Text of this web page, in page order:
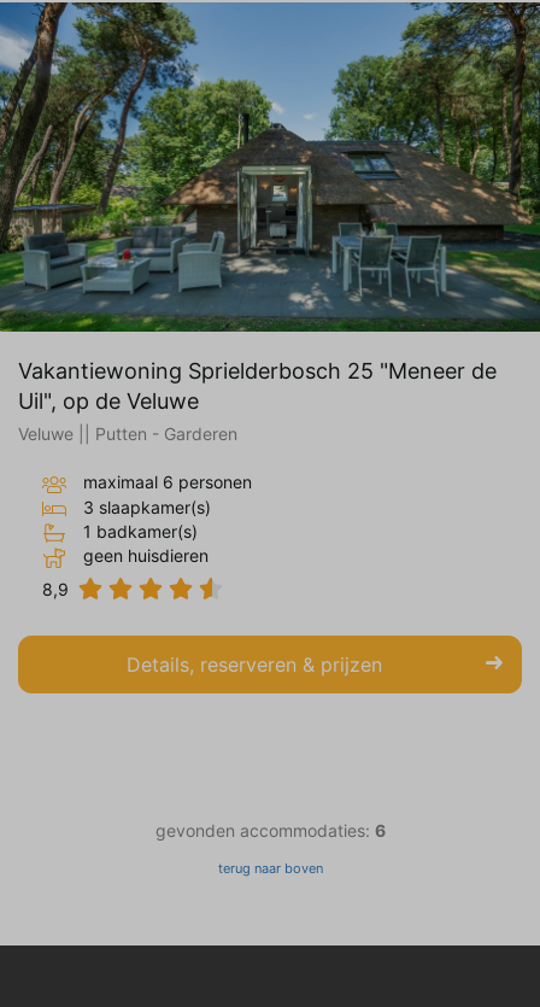
Vakantiewoning Sprielderbosch 25 "Meneer de
Uil", op de Veluwe
Veluwe || Putten - Garderen
maximaal 6 personen
3 slaapkamer(s)
1 badkamer(s)
geen huisdieren
8,9
Details, reserveren & prijzen
gevonden accommodaties: 6
terug naar boven